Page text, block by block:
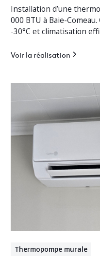
Installation d’une
000 BTU à Baie-
-30°C et climatisation
Voir la réalisation
Thermopompe murale